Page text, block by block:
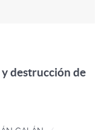
destrucción de